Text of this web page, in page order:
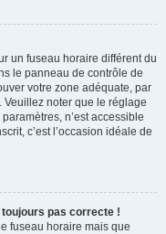
un fuseau horaire différent du
le panneau de contrôle de
votre zone adéquate, par
Veuillez noter que le réglage
n’est accessible
c’est l’occasion idéale de
toujours pas correcte !
fuseau horaire mais que